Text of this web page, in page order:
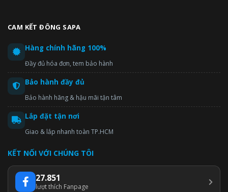
CAM KẾT ĐÔNG SAPA
Hàng chính hãng 100%
Đầy đủ hóa đơn, tem bảo hành
Bảo hành đầy đủ
Bảo hành hãng & hậu mãi tận tâm
Lắp đặt tận nơi
Giao & lắp nhanh toàn TP.HCM
KẾT NỐI VỚI CHÚNG TÔI
27.851
lượt thích Fanpage